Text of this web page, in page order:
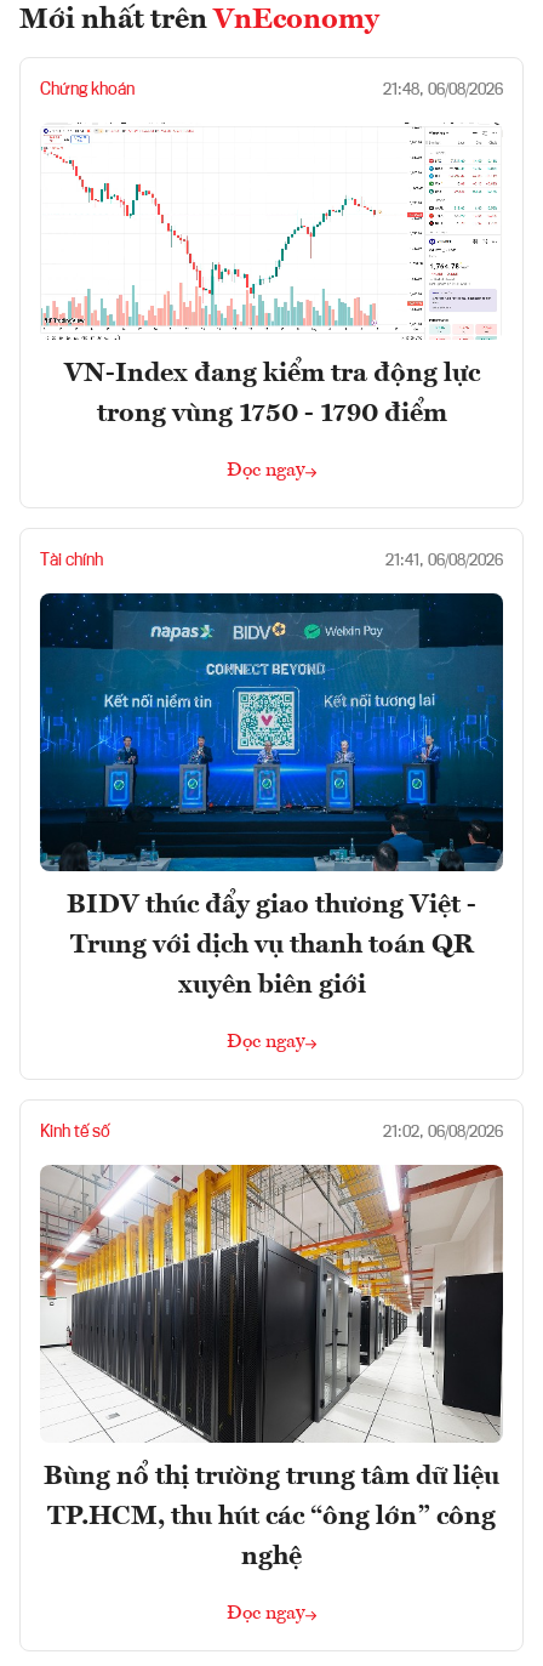
Mới nhất trên VnEconomy
Chứng khoán 21:48, 06/08/2026
VN-Index đang kiểm tra động lực
trong vùng 1750 - 1790 điểm
Đọc ngay
Tài chính 21:41, 06/08/2026
BIDV thúc đẩy giao thương Việt -
Trung với dịch vụ thanh toán QR
xuyên biên giới
Đọc ngay
Kinh tế số 21:02, 06/08/2026
Bùng nổ thị trường trung tâm dữ liệu
TP.HCM, thu hút các “ông lớn” công
nghệ
Đọc ngay